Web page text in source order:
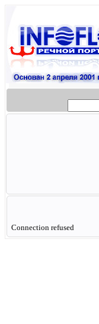
Connection refused